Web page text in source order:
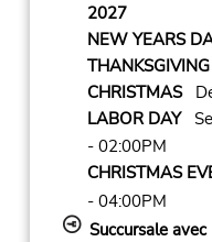
2027
NEW YEARS
THANKSGIVING
CHRISTMAS
LABOR DAY
- 02:00PM
CHRISTMAS
- 04:00PM
Succursale